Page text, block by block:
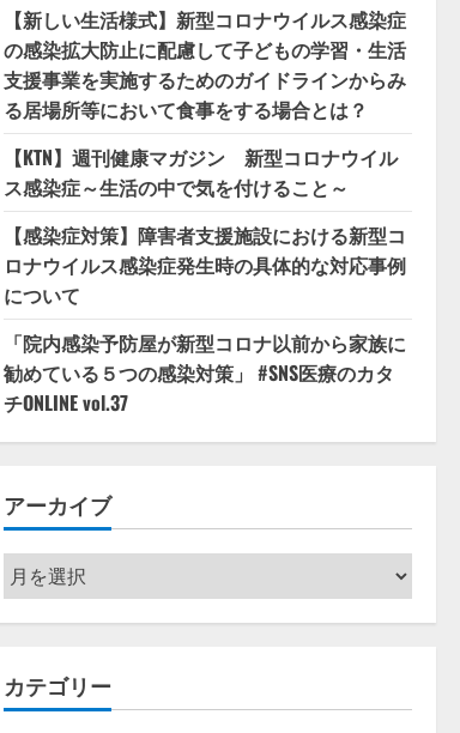
【新しい生活様式】新型コロナウイルス感染症
の感染拡大防止に配慮して子どもの学習・生活
支援事業を実施するためのガイドラインからみ
る居場所等において食事をする場合とは？
【KTN】週刊健康マガジン 新型コロナウイル
ス感染症～生活の中で気を付けること～
【感染症対策】障害者支援施設における新型コ
ロナウイルス感染症発生時の具体的な対応事例
について
「院内感染予防屋が新型コロナ以前から家族に
勧めている５つの感染対策」 #SNS医療のカタ
チONLINE vol.37
アーカイブ
ア
ー
カ
ブ
カテゴリー